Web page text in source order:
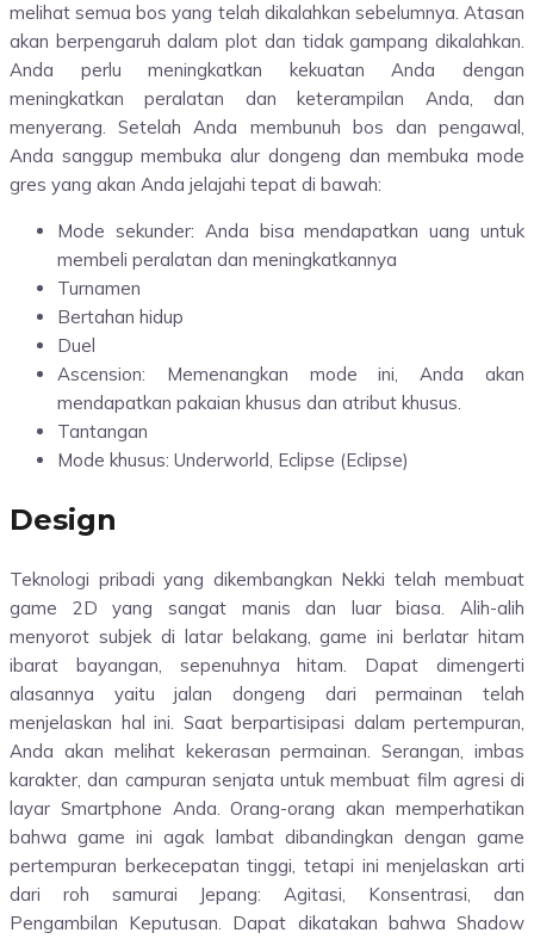
melihat semua bos yang telah dikalahkan sebelumnya. Atasan
akan berpengaruh dalam plot dan tidak gampang dikalahkan.
Anda perlu meningkatkan kekuatan Anda dengan
meningkatkan peralatan dan keterampilan Anda, dan
menyerang. Setelah Anda membunuh bos dan pengawal,
Anda sanggup membuka alur dongeng dan membuka mode
gres yang akan Anda jelajahi tepat di bawah:
Mode sekunder: Anda bisa mendapatkan uang untuk
membeli peralatan dan meningkatkannya
Turnamen
Bertahan hidup
Duel
Ascension: Memenangkan mode ini, Anda akan
mendapatkan pakaian khusus dan atribut khusus.
Tantangan
Mode khusus: Underworld, Eclipse (Eclipse)
Design
Teknologi pribadi yang dikembangkan Nekki telah membuat
game 2D yang sangat manis dan luar biasa. Alih-alih
menyorot subjek di latar belakang, game ini berlatar hitam
ibarat bayangan, sepenuhnya hitam. Dapat dimengerti
alasannya yaitu jalan dongeng dari permainan telah
menjelaskan hal ini. Saat berpartisipasi dalam pertempuran,
Anda akan melihat kekerasan permainan. Serangan, imbas
karakter, dan campuran senjata untuk membuat film agresi di
layar Smartphone Anda. Orang-orang akan memperhatikan
bahwa game ini agak lambat dibandingkan dengan game
pertempuran berkecepatan tinggi, tetapi ini menjelaskan arti
dari roh samurai Jepang: Agitasi, Konsentrasi, dan
Pengambilan Keputusan. Dapat dikatakan bahwa Shadow